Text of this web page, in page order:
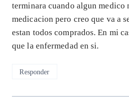
terminara cuando algun medico
medicacion pero creo que va a
estan todos comprados. En mi
que la enfermedad en si.
Responder